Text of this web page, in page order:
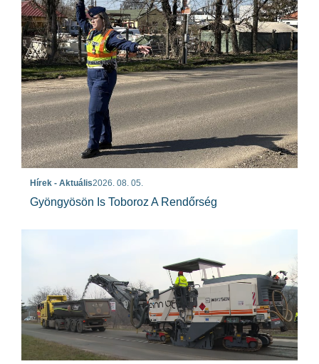
Hírek - Aktuális2026. 08. 05.
Gyöngyösön Is Toboroz A Rendőrség